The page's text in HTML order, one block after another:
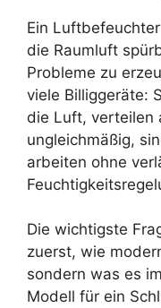
Ein
die Raumluft
Probleme zu
viele Billiggeräte:
die Luft, verteilen
ungleichmäßig,
arbeiten ohne
Die wichtigste
zuerst, wie
sondern was es
Modell für ein